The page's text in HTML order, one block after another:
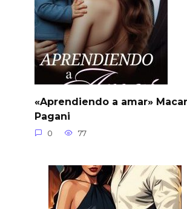
«Aprendiendo a amar»
Pagani
0 77